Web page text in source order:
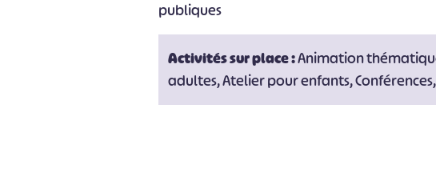
publiques
Activités sur place :Animation
adultes, Atelier pour enfants,